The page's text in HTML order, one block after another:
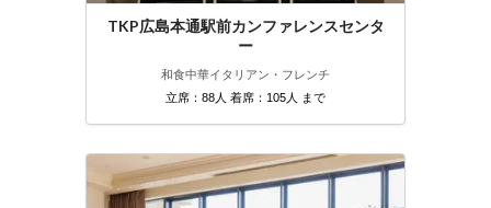
TKP広島本通駅前カンファレンスセンタ
ー
和食中華イタリアン・フレンチ
立席：88人 着席：105人 まで